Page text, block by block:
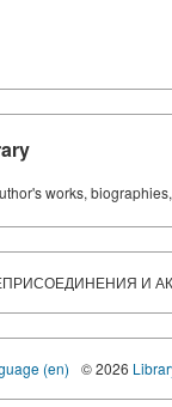
works,
И
(en) © 2026